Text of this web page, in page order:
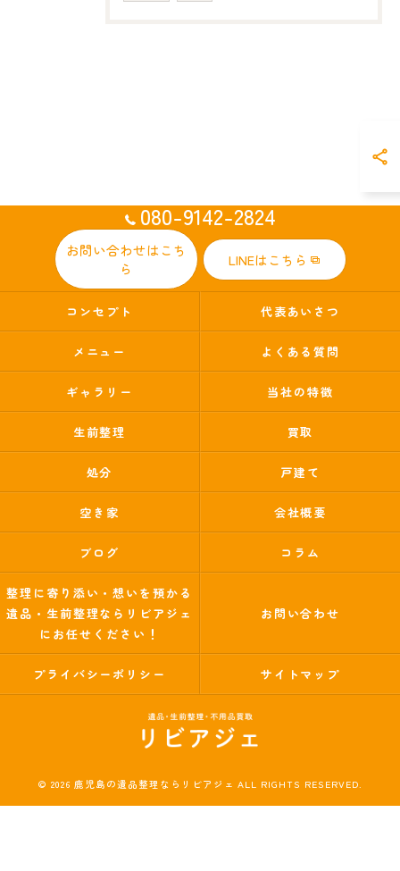
080-9142-2824
お問い合わせはこち
ら
LINEはこちら
コンセプト 代表あいさつ
メニュー よくある質問
ギャラリー 当社の特徴
生前整理 買取
処分 戸建て
空き家 会社概要
ブログ コラム
整理に寄り添い・想いを預かる
遺品・生前整理ならリビアジェ
にお任せください！
お問い合わせ
プライバシーポリシー サイトマップ
© 2026 鹿児島の遺品整理ならリビアジェ ALL RIGHTS RESERVED.